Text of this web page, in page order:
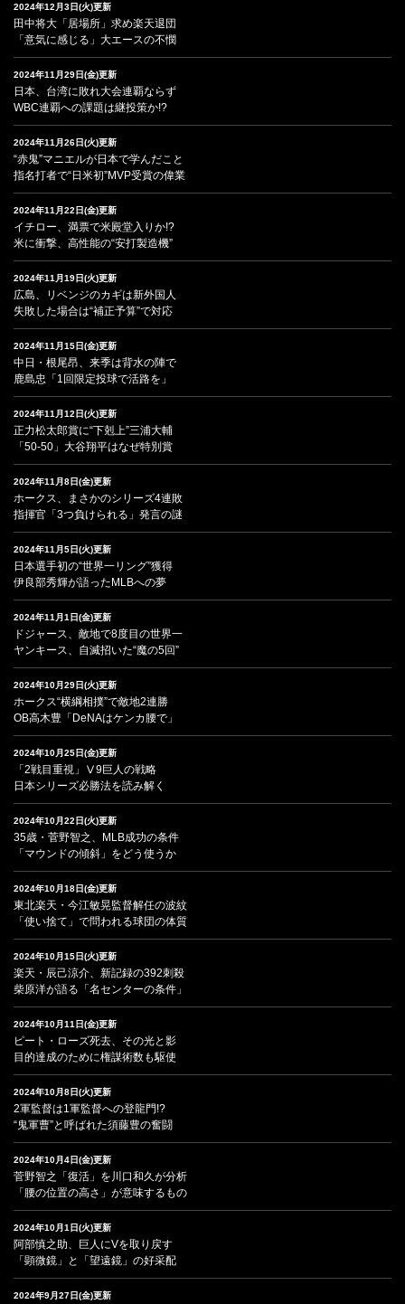
2024年12月3日(火)更新
田中将大「居場所」求め楽天退団
「意気に感じる」大エースの不憫
2024年11月29日(金)更新
日本、台湾に敗れ大会連覇ならず
WBC連覇への課題は継投策か!?
2024年11月26日(火)更新
“赤鬼”マニエルが日本で学んだこと
指名打者で“日米初”MVP受賞の偉業
2024年11月22日(金)更新
イチロー、満票で米殿堂入りか!?
米に衝撃、高性能の“安打製造機”
2024年11月19日(火)更新
広島、リベンジのカギは新外国人
失敗した場合は“補正予算”で対応
2024年11月15日(金)更新
中日・根尾昂、来季は背水の陣で
鹿島忠「1回限定投球で活路を」
2024年11月12日(火)更新
正力松太郎賞に“下剋上”三浦大輔
「50-50」大谷翔平はなぜ特別賞
2024年11月8日(金)更新
ホークス、まさかのシリーズ4連敗
指揮官「3つ負けられる」発言の謎
2024年11月5日(火)更新
日本選手初の“世界一リング”獲得
伊良部秀輝が語ったMLBへの夢
2024年11月1日(金)更新
ドジャース、敵地で8度目の世界一
ヤンキース、自滅招いた“魔の5回”
2024年10月29日(火)更新
ホークス“横綱相撲”で敵地2連勝
OB高木豊「DeNAはケンカ腰で」
2024年10月25日(金)更新
「2戦目重視」Ⅴ9巨人の戦略
日本シリーズ必勝法を読み解く
2024年10月22日(火)更新
35歳・菅野智之、MLB成功の条件
「マウンドの傾斜」をどう使うか
2024年10月18日(金)更新
東北楽天・今江敏晃監督解任の波紋
「使い捨て」で問われる球団の体質
2024年10月15日(火)更新
楽天・辰己涼介、新記録の392刺殺
柴原洋が語る「名センターの条件」
2024年10月11日(金)更新
ピート・ローズ死去、その光と影
目的達成のために権謀術数も駆使
2024年10月8日(火)更新
2軍監督は1軍監督への登龍門!?
“鬼軍曹”と呼ばれた須藤豊の奮闘
2024年10月4日(金)更新
菅野智之「復活」を川口和久が分析
「腰の位置の高さ」が意味するもの
2024年10月1日(火)更新
阿部慎之助、巨人にVを取り戻す
「顕微鏡」と「望遠鏡」の好采配
2024年9月27日(金)更新